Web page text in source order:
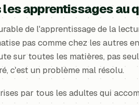
apprentissages au
de l'apprentissage de la
pas comme chez les autres
sur toutes les matières, pas
c'est un problème mal résolu.
par tous les adultes qui